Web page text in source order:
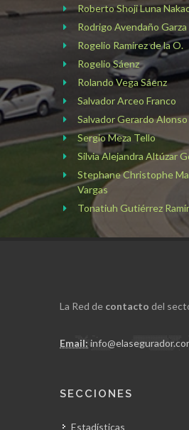
Roberto Shoji Luna
Rodrigo Avendaño
Rogelio Ramírez de la O.
Rogelio Sáenz
Rolando Vega Sáenz
Salvador Arceo Franco
Salvador Gerardo Alonso
Sergio Meza Tello
Silvia Alejandra Altúzar
Stephane Christophe
Vargas
Tonatiuh Gutiérrez
La Red de contacto del
Email:
SECCIONES
Estadísticas